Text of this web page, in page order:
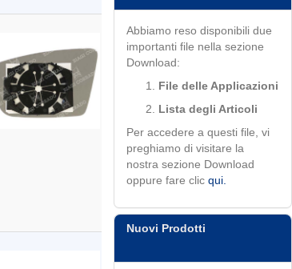
Abbiamo reso disponibili due
importanti file nella sezione
Download:
File delle Applicazioni
Lista degli Articoli
Per accedere a questi file, vi
preghiamo di visitare la
nostra sezione Download
oppure fare clicqui.
Nuovi Prodotti